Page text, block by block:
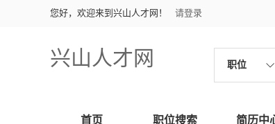
您好，欢迎来到兴山人才网！ 请登录
兴山人才网 职位
首页 职位搜索 简历中